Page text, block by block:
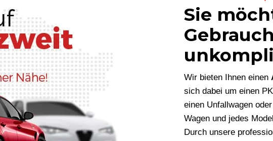
Sie
Wir bieten Ihnen einen
sich dabei um einen
einen Unfallwagen
Wagen und jedes
Durch unsere